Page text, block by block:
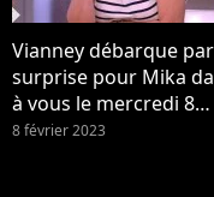
Vianney débarque par
surprise pour Mika
à vous le mercredi 8
février 2023 sur France
8 février 2023